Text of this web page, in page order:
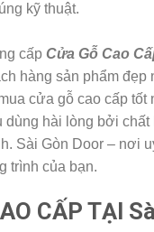
kỹ thuật.
cấp Cửa Gỗ Cao
hàng sản phẩm
cửa gỗ cao cấp
hài lòng bởi
Sài Gòn Door – nơi
trình của bạn.
CẤP TẠI